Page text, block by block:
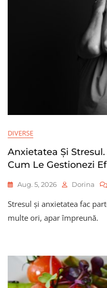
DIVERSE
Anxietatea Și
Cum Le Gestionezi
Aug. 5, 2026 Dorina
Stresul și anxietatea fac
multe ori, apar împreună.